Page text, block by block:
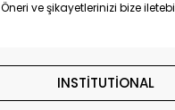
Öneri ve şikayetlerinizi bize
INSTİTUTİONAL